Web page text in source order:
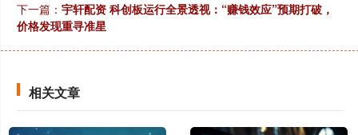
下一篇： 宇轩配资 科创板运行全景透视：“赚钱效应”预期打破，
价格发现重寻准星
相关文章